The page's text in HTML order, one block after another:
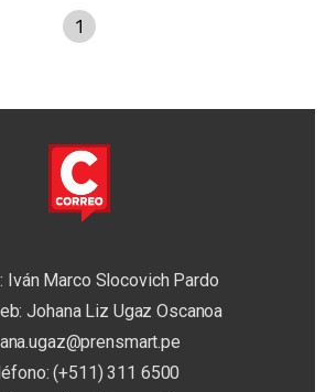
1
Iván Marco Slocovich Pardo
Johana Liz Ugaz Oscanoa
(+511) 311 6500